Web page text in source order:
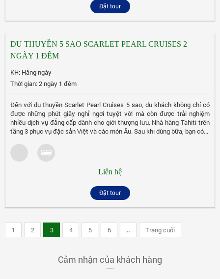
Đặt tour
DU THUYỀN 5 SAO SCARLET PEARL CRUISES 2
NGÀY 1 ĐÊM
KH: Hằng ngày
Thời gian: 2 ngày 1 đêm
Đến với du thuyền Scarlet Pearl Cruises 5 sao, du khách không chỉ có
được những phút giây nghỉ ngơi tuyệt vời mà còn được trải nghiệm
nhiều dịch vụ đẳng cấp dành cho giới thượng lưu. Nhà hàng Tahiti trên
tầng 3 phục vụ đặc sản Việt và các món Âu. Sau khi dùng bữa, bạn có...
Liên hệ
Đặt tour
1 2 3 4 5 6 .. Trang cuối
Cảm nhận của khách hàng